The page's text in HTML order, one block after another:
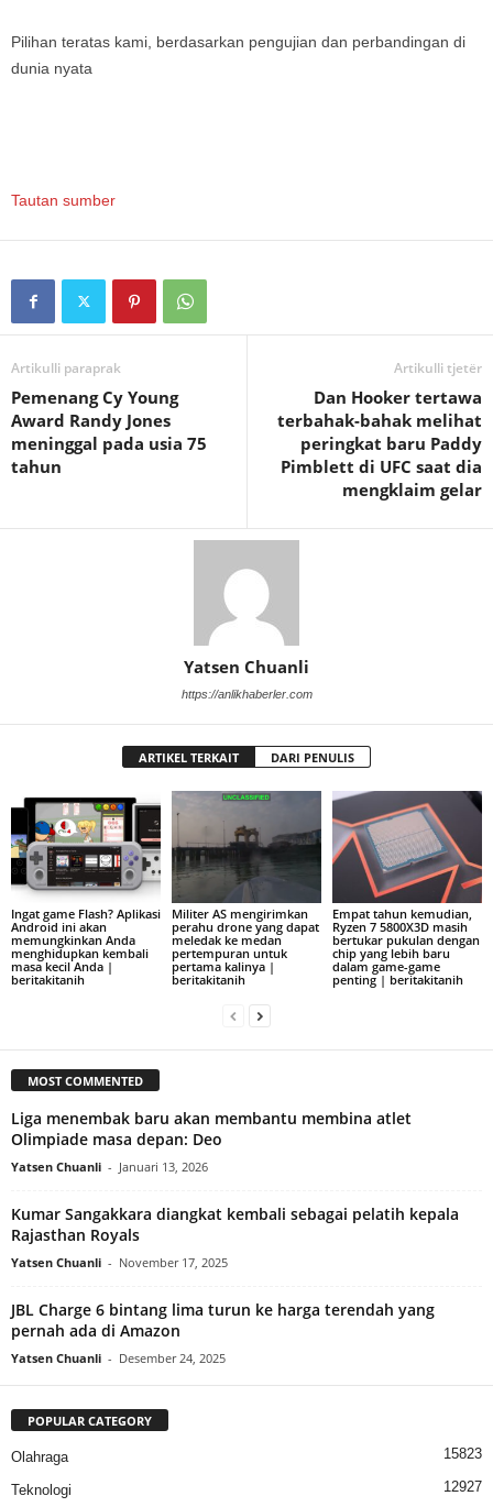
Pilihan teratas kami, berdasarkan pengujian dan perbandingan di
dunia nyata
Tautan sumber
Artikulli paraprak
Pemenang Cy Young
Award Randy Jones
meninggal pada usia 75
tahun
Artikulli tjetër
Dan Hooker tertawa
terbahak-bahak melihat
peringkat baru Paddy
Pimblett di UFC saat dia
mengklaim gelar
Yatsen Chuanli
https://anlikhaberler.com
ARTIKEL TERKAIT DARI PENULIS
Ingat game Flash? Aplikasi
Android ini akan
memungkinkan Anda
menghidupkan kembali
masa kecil Anda |
beritakitanih
Militer AS mengirimkan
perahu drone yang dapat
meledak ke medan
pertempuran untuk
pertama kalinya |
beritakitanih
Empat tahun kemudian,
Ryzen 7 5800X3D masih
bertukar pukulan dengan
chip yang lebih baru
dalam game-game
penting | beritakitanih
MOST COMMENTED
Liga menembak baru akan membantu membina atlet
Olimpiade masa depan: Deo
Yatsen Chuanli - Januari 13, 2026
Kumar Sangakkara diangkat kembali sebagai pelatih kepala
Rajasthan Royals
Yatsen Chuanli - November 17, 2025
JBL Charge 6 bintang lima turun ke harga terendah yang
pernah ada di Amazon
Yatsen Chuanli - Desember 24, 2025
POPULAR CATEGORY
Olahraga 15823
Teknologi 12927